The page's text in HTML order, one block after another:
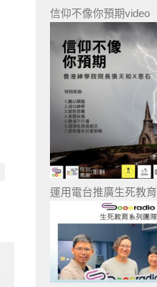
信仰不像你預期video
運用電台推廣生死教育